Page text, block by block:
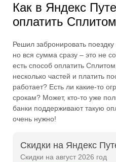
Как в Яндекс
оплатить
Решил забронировать
но вся сумма сразу – это не
есть способ оплатить
несколько частей и платить
работает? Есть ли какие-то
срокам? Может, кто-то уже
банки поддерживают такую
очень нужно!
Скидки на Яндекс
Скидки на август 2026 год
Открыть полностью
Подпишись на наш ТГ-
промокоды каждый день!
Открыть полностью
Напиши комментарий и
Открыть полностью